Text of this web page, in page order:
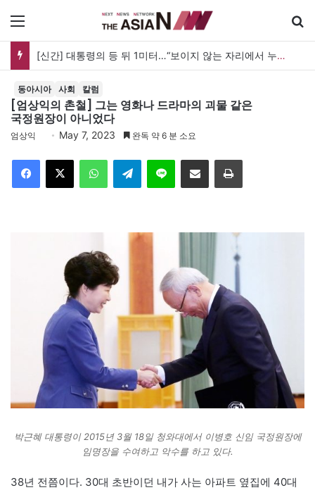
[신간] 대통령의 등 뒤 1미터…“보이지 않는 자리에서 누구를 지킨다는 것”
동아시아 사회 칼럼
[엄상익의 촌철] 그는 영화나 드라마의 괴물 같은
국정원장이 아니었다
엄상익 May 7, 2023 완독 약 6 분 소요
Telegram 이메일
박근혜 대통령이 2015년 3월 18일 청와대에서 이병호 신임 국정원장에
임명장을 수여하고 악수를 하고 있다.
38년 전쯤이다. 30대 초반이던 내가 사는 아파트 옆집에 40대